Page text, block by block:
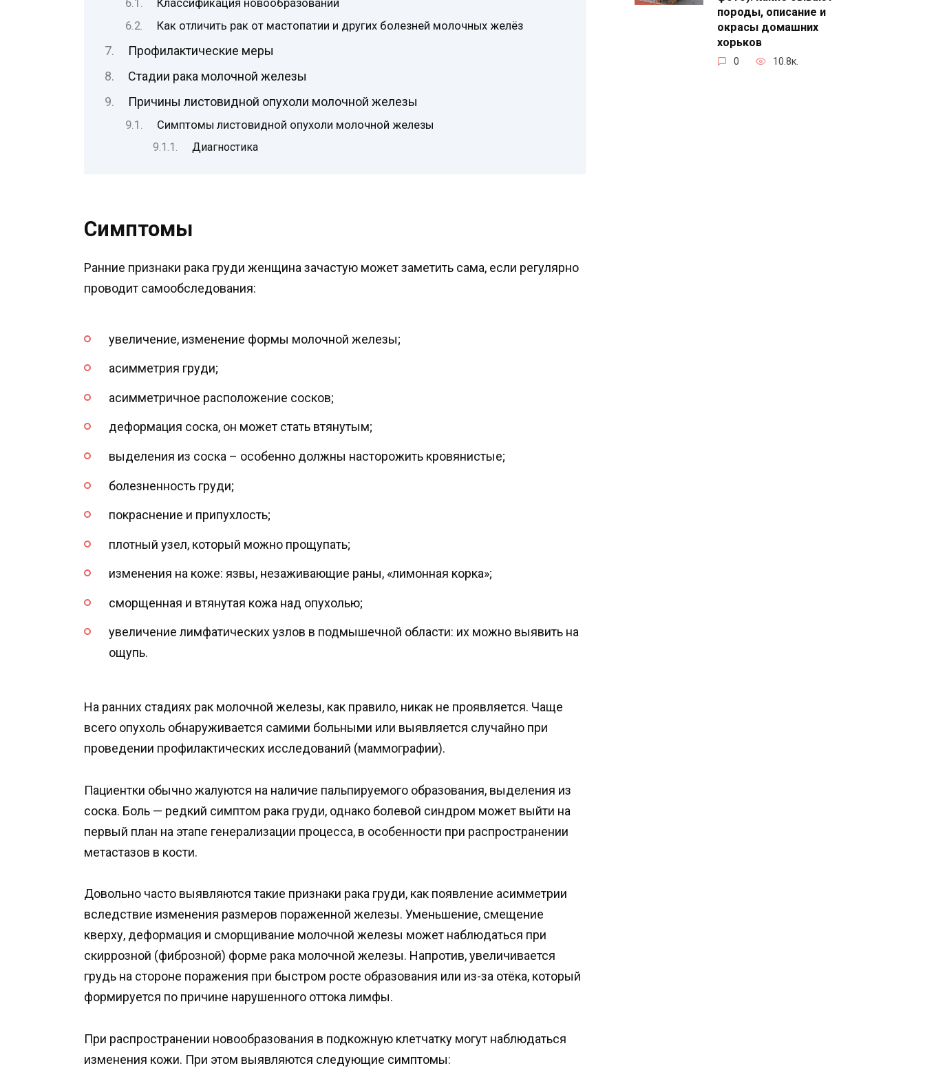
Классификация новообразований
Как отличить рак от мастопатии и других болезней молочных желёз
Профилактические меры
Стадии рака молочной железы
Причины листовидной опухоли молочной железы
Симптомы листовидной опухоли молочной железы
Диагностика
Симптомы
Ранние признаки рака груди женщина зачастую может заметить сама, если регулярно
проводит самообследования:
увеличение, изменение формы молочной железы;
асимметрия груди;
асимметричное расположение сосков;
деформация соска, он может стать втянутым;
выделения из соска – особенно должны насторожить кровянистые;
болезненность груди;
покраснение и припухлость;
плотный узел, который можно прощупать;
изменения на коже: язвы, незаживающие раны, «лимонная корка»;
сморщенная и втянутая кожа над опухолью;
увеличение лимфатических узлов в подмышечной области: их можно выявить на
ощупь.
На ранних стадиях рак молочной железы, как правило, никак не проявляется. Чаще
всего опухоль обнаруживается самими больными или выявляется случайно при
проведении профилактических исследований (маммографии).
Пациентки обычно жалуются на наличие пальпируемого образования, выделения из
соска. Боль — редкий симптом рака груди, однако болевой синдром может выйти на
первый план на этапе генерализации процесса, в особенности при распространении
метастазов в кости.
Довольно часто выявляются такие признаки рака груди, как появление асимметрии
вследствие изменения размеров пораженной железы. Уменьшение, смещение
кверху, деформация и сморщивание молочной железы может наблюдаться при
скиррозной (фиброзной) форме рака молочной железы. Напротив, увеличивается
грудь на стороне поражения при быстром росте образования или из-за отёка, который
формируется по причине нарушенного оттока лимфы.
При распространении новообразования в подкожную клетчатку могут наблюдаться
изменения кожи. При этом выявляются следующие симптомы:
породы, описание и
окрасы домашних
хорьков
0 10.8к.